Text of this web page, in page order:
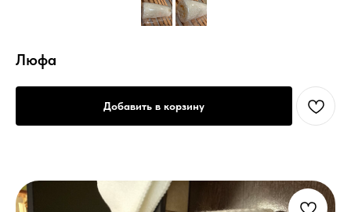
Люфа
Добавить в корзину